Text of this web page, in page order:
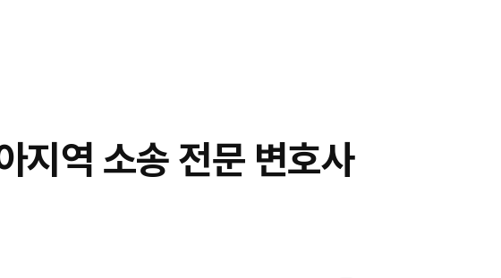
지역 소송 전문 변호사